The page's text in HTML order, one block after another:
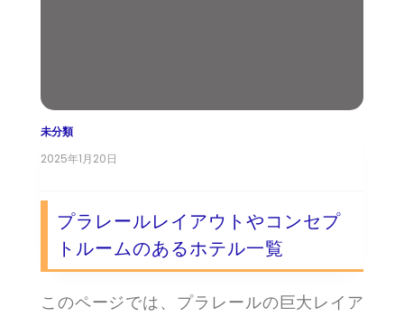
未分類
2025年1月20日
プラレールレイアウトやコンセプ
トルームのあるホテル一覧
このページでは、プラレールの巨大レイア